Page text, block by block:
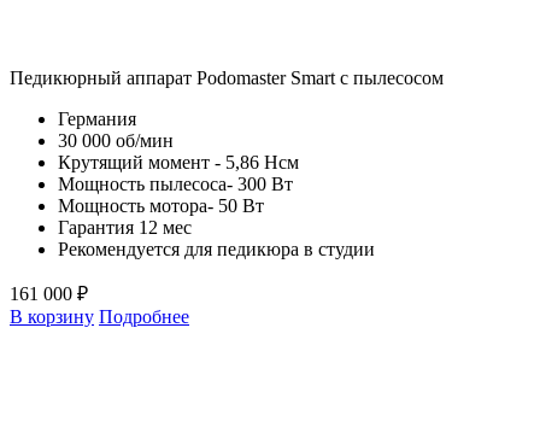
Педикюрный аппарат Podomaster Smart с пылесосом
Германия
30 000 об/мин
Крутящий момент - 5,86 Нсм
Мощность пылесоса- 300 Вт
Мощность мотора- 50 Вт
Гарантия 12 мес
Рекомендуется для педикюра в студии
161 000 ₽
В корзину Подробнее